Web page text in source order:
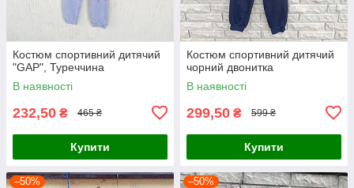
Костюм спортивний дитячий
"GAP", Туреччина
В наявності
232,50 ₴ 465 ₴
Купити
Костюм спортивний дитячий
чорний двонитка
В наявності
299,50 ₴ 599 ₴
Купити
–50% –50%